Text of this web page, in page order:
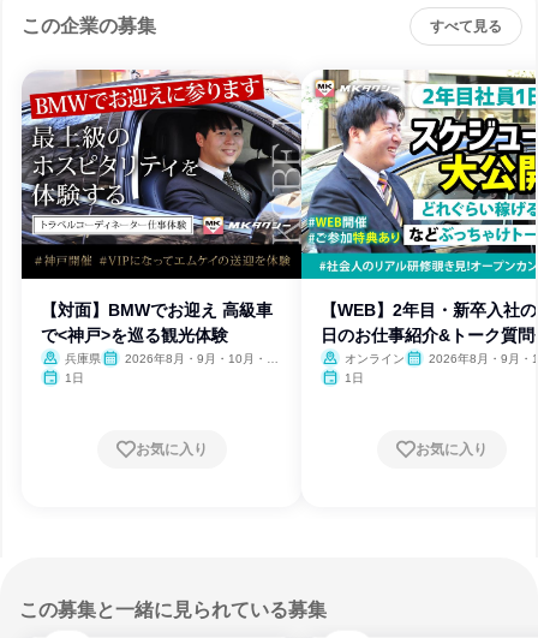
この企業の募集 すべて見る
【対面】BMWでお迎え 高級車
で<神戸>を巡る観光体験
兵庫県
2026年8月・9月・10月・11
1日
お気に入り
【WEB】2年目・新卒入社
日のお仕事紹介&トーク質問
オンライン
2026年8月・9月・
1日
お気に入り
この募集と一緒に見られている募集